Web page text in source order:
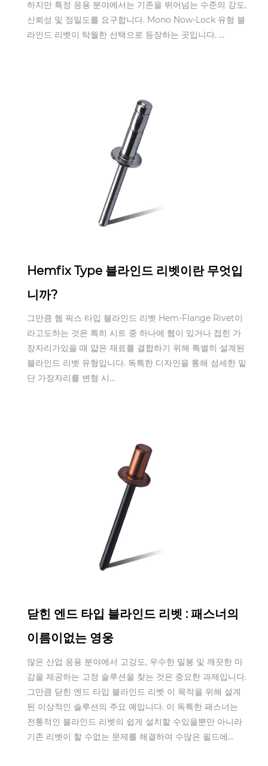
하지만 특정 응용 분야에서는 기존을 뛰어넘는 수준의 강도,
신뢰성 및 정밀도를 요구합니다. Mono Now-Lock 유형 블
라인드 리벳이 탁월한 선택으로 등장하는 곳입니다. ...
Hemfix Type 블라인드 리벳이란 무엇입
니까?
그만큼 헴 픽스 타입 블라인드 리벳 Hem-Flange Rivet이
라고도하는 것은 특히 시트 중 하나에 헴이 있거나 접힌 가
장자리가있을 때 얇은 재료를 결합하기 위해 특별히 설계된
블라인드 리벳 유형입니다. 독특한 디자인을 통해 섬세한 밑
단 가장자리를 변형 시...
닫힌 엔드 타입 블라인드 리벳 : 패스너의
이름이없는 영웅
많은 산업 응용 분야에서 고강도, 우수한 밀봉 및 깨끗한 마
감을 제공하는 고정 솔루션을 찾는 것은 중요한 과제입니다.
그만큼 닫힌 엔드 타입 블라인드 리벳 이 목적을 위해 설계
된 이상적인 솔루션의 주요 예입니다. 이 독특한 패스너는
전통적인 블라인드 리벳의 쉽게 설치할 수있을뿐만 아니라
기존 리벳이 할 수없는 문제를 해결하여 수많은 필드에...